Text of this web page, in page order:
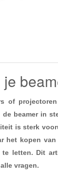
of
de beamer in
is sterk
het kopen
te letten. Dit
vragen.